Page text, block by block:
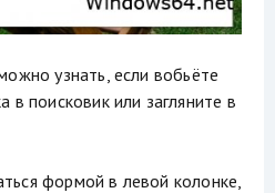
узнать, если вобьёте
в поисковик или загляните в
формой в левой колонке,